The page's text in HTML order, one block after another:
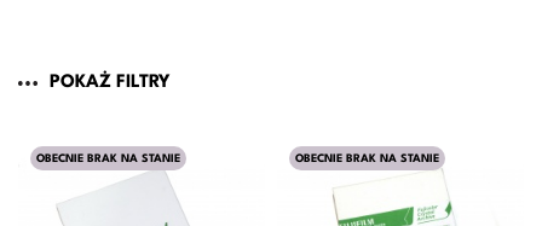
POKAŻ FILTRY
OBECNIE BRAK NA STANIE OBECNIE BRAK NA STANIE